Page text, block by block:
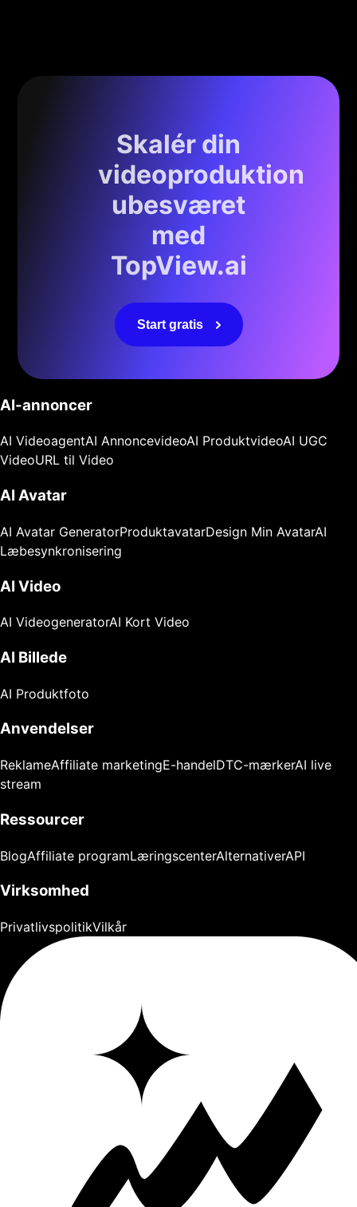
Skalér din
videoproduktion
ubesværet
med
TopView.ai
Start gratis
AI-annoncer
AI VideoagentAI AnnoncevideoAI ProduktvideoAI UGC
VideoURL til Video
AI Avatar
AI Avatar GeneratorProduktavatarDesign Min AvatarAI
Læbesynkronisering
AI Video
AI VideogeneratorAI Kort Video
AI Billede
AI Produktfoto
Anvendelser
ReklameAffiliate marketingE-handelDTC-mærkerAI live
stream
Ressourcer
BlogAffiliate programLæringscenterAlternativerAPI
Virksomhed
PrivatlivspolitikVilkår